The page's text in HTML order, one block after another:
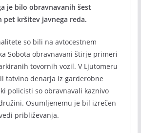
je bilo obravnavanih šest
pet kršitev javnega reda.
so bili na avtocestnem
Sobota obravnavani štirje primeri
tovornih vozil. V Ljutomeru
tatvino denarja iz garderobne
policisti so obravnavali kaznivo
Osumljenemu je bil izrečen
približevanja.